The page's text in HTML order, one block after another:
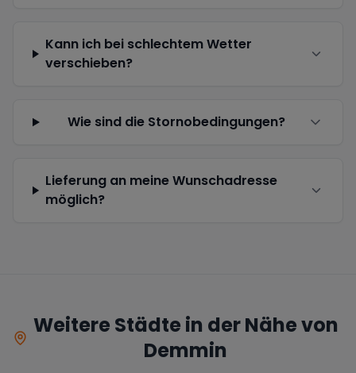
Kann ich bei schlechtem Wetter
verschieben?
Wie sind die Stornobedingungen?
Lieferung an meine Wunschadresse
möglich?
Weitere Städte in der Nähe von
Demmin